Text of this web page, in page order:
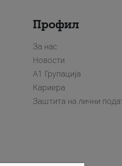
Профил
За нас
Новости
А1 Групација
Кариера
Заштита на лични